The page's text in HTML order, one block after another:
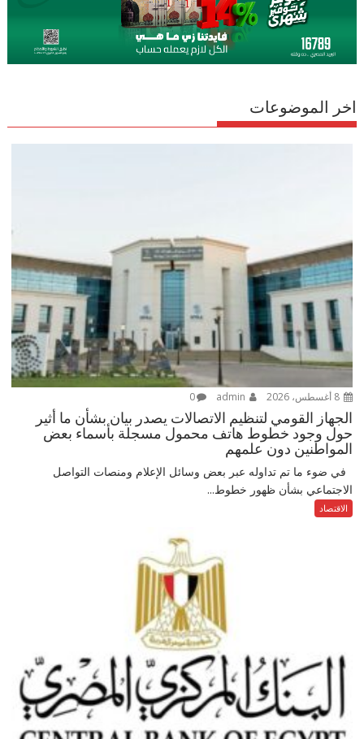
اخر الموضوعات
8 أغسطس، 2026 0
الجهاز القومي لتنظيم الاتصالات يصدر بيان بشأن ما أثير
حول وجود خطوط هاتف محمول مسجلة بأسماء بعض
المواطنين دون علمهم
في ضوء ما تم تداوله عبر بعض وسائل الإعلام ومنصات التواصل
الاجتماعي بشأن ظهور خطوط...
الاقتصاد